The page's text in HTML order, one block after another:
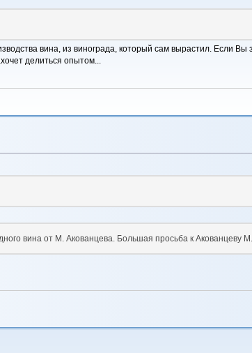
вина, из винограда, который сам вырастил. Если Вы
делиться опытом...
вина от М. Акованцева. Большая просьба к Акованцеву